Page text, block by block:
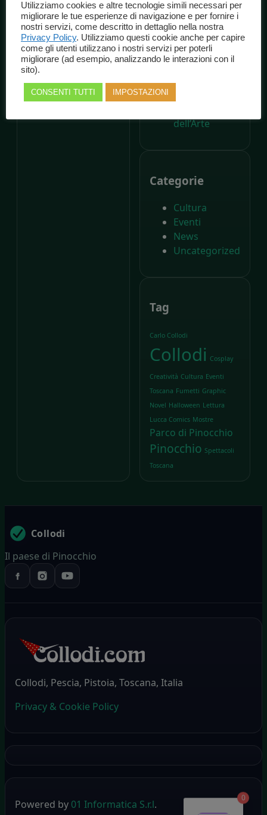
A 200 anni
dalla nascita di
Carlo Collodi,
Il Parco di
Pinocchio
compie
dell’Arte
Categorie
Cultura
Eventi
News
Uncategorized
Tag
Carlo Collodi
Collodi Cosplay
Creatività Cultura Eventi
Toscana Fumetti Graphic
Novel Halloween Lettura
Lucca Comics Mostre
Parco di Pinocchio
Pinocchio Spettacoli
Toscana
Collodi
Il paese di Pinocchio
Collodi, Pescia, Pistoia, Toscana, Italia
Privacy & Cookie Policy
Powered by 01 Informatica S.r.l.
Utilizziamo cookies e altre tecnologie simili necessari per
migliorare le tue esperienze di navigazione e per fornire i
nostri servizi, come descritto in dettaglio nella nostra
Privacy Policy. Utilizziamo questi cookie anche per capire
come gli utenti utilizzano i nostri servizi per poterli
migliorare (ad esempio, analizzando le interazioni con il
sito).
CONSENTI TUTTI IMPOSTAZIONI
0